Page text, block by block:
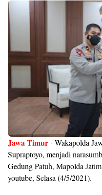
Premium
By
Raushan
Design
Shroff
Templates
Jawa Timur- Wakapolda
Supraptoyo, menjadi
Gedung Patuh, Mapolda
youtube, Selasa (4/5/2021).